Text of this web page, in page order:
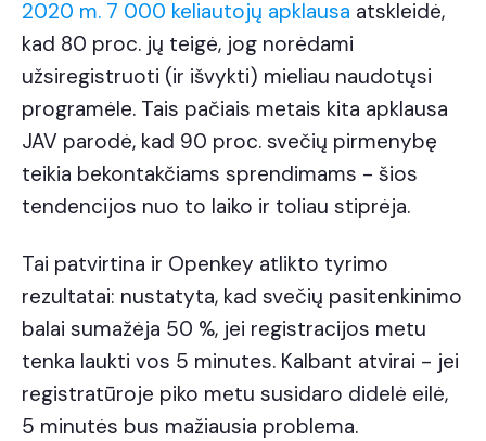
2020 m. 7 000 keliautojų apklausa atskleidė,
kad 80 proc. jų teigė, jog norėdami
užsiregistruoti (ir išvykti) mieliau naudotųsi
programėle. Tais pačiais metais kita apklausa
JAV parodė, kad 90 proc. svečių pirmenybę
teikia bekontakčiams sprendimams - šios
tendencijos nuo to laiko ir toliau stiprėja.
Tai patvirtina ir Openkey atlikto tyrimo
rezultatai: nustatyta, kad svečių pasitenkinimo
balai sumažėja 50 %, jei registracijos metu
tenka laukti vos 5 minutes. Kalbant atvirai - jei
registratūroje piko metu susidaro didelė eilė,
5 minutės bus mažiausia problema.